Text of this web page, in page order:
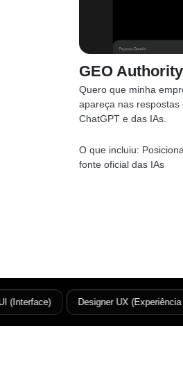
GEO
Quero que minha
apareça nas respostas
ChatGPT e das IAs.
O que incluiu:
fonte oficial das IAs
Designer UX (Experiência